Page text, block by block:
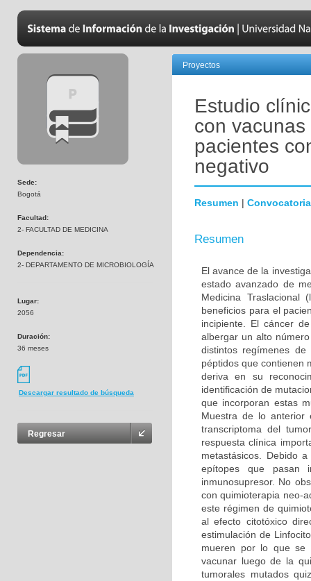
Sede:
Bogotá
Facultad:
2- FACULTAD DE MEDICINA
Dependencia:
2- DEPARTAMENTO DE MICROBIOLOGÍA
Lugar:
2056
Duración:
36 meses
Descargar resultado de búsqueda
Regresar
Proyectos
Estudio
con
pacientes
negativo
Resumen | Convocatoria
Resumen
El avance de la
estado avanzado de
Medicina
beneficios para el
incipiente. El cáncer
albergar un alto
distintos regímenes
péptidos que contienen
deriva en su
identificación de
que incorporan estas
Muestra de lo
transcriptoma del
respuesta clínica
metastásicos. Debido
epítopes que pasan
inmunosupresor. No
con quimioterapia neo-
este régimen de
al efecto citotóxico
estimulación de
mueren por lo que se
vacunar luego de la
tumorales mutados